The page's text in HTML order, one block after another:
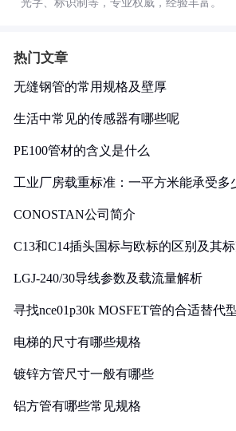
光字、标识制等，专业权威，经验丰富。
热门文章
无缝钢管的常用规格及壁厚
生活中常见的传感器有哪些呢
PE100管材的含义是什么
工业厂房载重标准：一平方米能承受多
CONOSTAN公司简介
C13和C14插头国标与欧标的区别及其
LGJ-240/30导线参数及载流量解析
寻找nce01p30k MOSFET管的合适替代
电梯的尺寸有哪些规格
镀锌方管尺寸一般有哪些
铝方管有哪些常见规格